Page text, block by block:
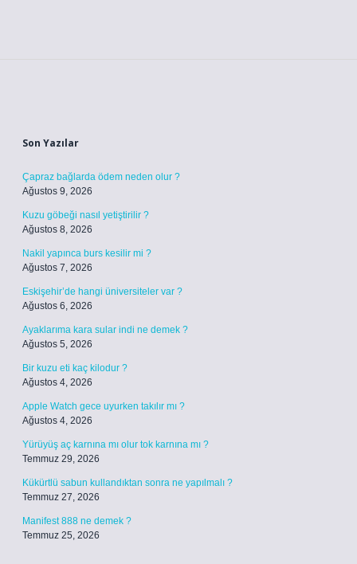
Son Yazılar
Çapraz bağlarda ödem neden olur ?
Ağustos 9, 2026
Kuzu göbeği nasıl yetiştirilir ?
Ağustos 8, 2026
Nakil yapınca burs kesilir mi ?
Ağustos 7, 2026
Eskişehir’de hangi üniversiteler var ?
Ağustos 6, 2026
Ayaklarıma kara sular indi ne demek ?
Ağustos 5, 2026
Bir kuzu eti kaç kilodur ?
Ağustos 4, 2026
Apple Watch gece uyurken takılır mı ?
Ağustos 4, 2026
Yürüyüş aç karnına mı olur tok karnına mı ?
Temmuz 29, 2026
Kükürtlü sabun kullandıktan sonra ne yapılmalı ?
Temmuz 27, 2026
Manifest 888 ne demek ?
Temmuz 25, 2026